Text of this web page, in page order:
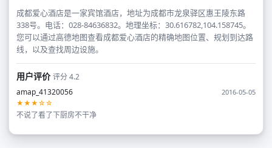
成都爱心酒店是一家宾馆酒店，地址为成都市龙泉驿区惠王陵东路
338号。电话：028-84636832。地理坐标：30.616782,104.158745。
您可以通过高德地图查看成都爱心酒店的精确地图位置、规划到达路
线，以及查找周边设施。
用户评价评分 4.2
amap_41320056
2016-05-05
★★★☆☆
不说了看了下厨房不干净